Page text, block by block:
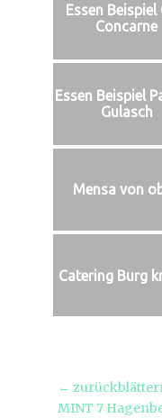
Essen Beispiel
Concarne
Essen Beispiel
Gulasch
Mensa von
Catering Burg
←
Vorheriger
MINT 7